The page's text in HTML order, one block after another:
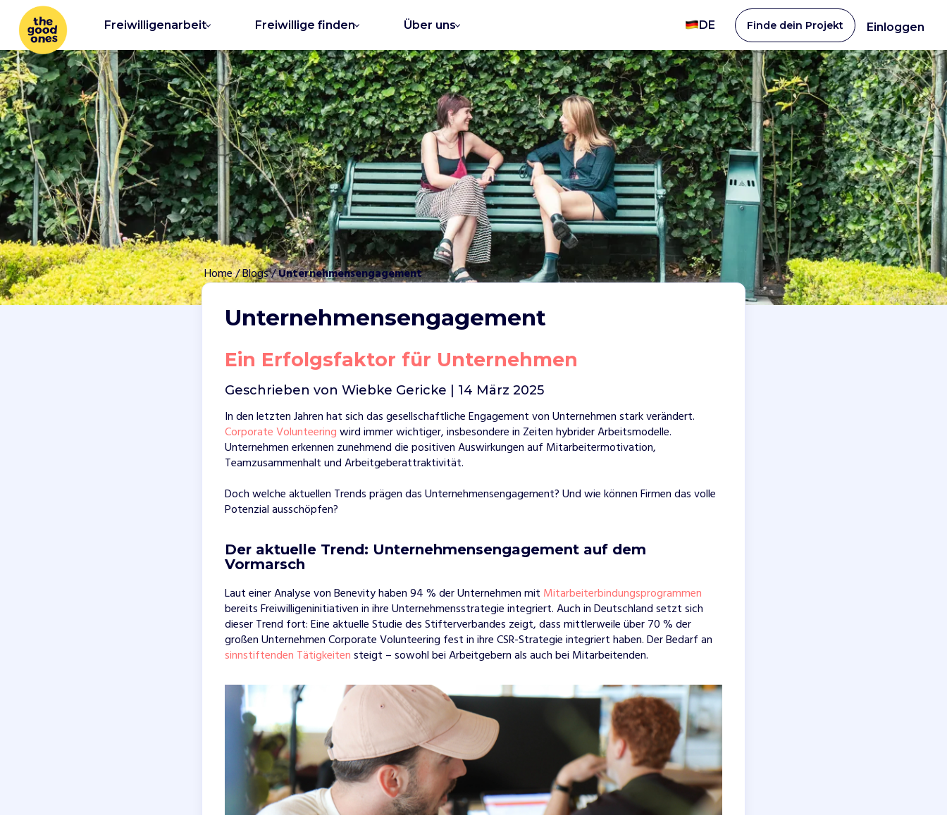
Freiwilligenarbeit Freiwillige finden Über uns DE Finde dein Projekt Einloggen
Home/Blogs/Unternehmensengagement
Unternehmensengagement
Ein Erfolgsfaktor für Unternehmen
Geschrieben von Wiebke Gericke | 14 März 2025
In den letzten Jahren hat sich das gesellschaftliche Engagement von Unternehmen stark verändert.
Corporate Volunteeringwird immer wichtiger, insbesondere in Zeiten hybrider Arbeitsmodelle.
Unternehmen erkennen zunehmend die positiven Auswirkungen auf Mitarbeitermotivation,
Teamzusammenhalt und Arbeitgeberattraktivität.
Doch welche aktuellen Trends prägen das Unternehmensengagement? Und wie können Firmen das volle
Potenzial ausschöpfen?
Der aktuelle Trend: Unternehmensengagement auf dem
Vormarsch
Laut einer Analyse von Benevity haben 94 % der Unternehmen mit Mitarbeiterbindungsprogrammen
bereits Freiwilligeninitiativen in ihre Unternehmensstrategie integriert. Auch in Deutschland setzt sich
dieser Trend fort: Eine aktuelle Studie des Stifterverbandes zeigt, dass mittlerweile über 70 % der
großen Unternehmen Corporate Volunteering fest in ihre CSR-Strategie integriert haben. Der Bedarf an
sinnstiftenden Tätigkeitensteigt – sowohl bei Arbeitgebern als auch bei Mitarbeitenden.